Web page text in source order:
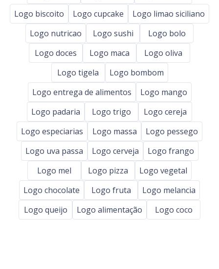
Logo biscoito
Logo cupcake
Logo limao siciliano
Logo nutricao
Logo sushi
Logo bolo
Logo doces
Logo maca
Logo oliva
Logo tigela
Logo bombom
Logo entrega de alimentos
Logo mango
Logo padaria
Logo trigo
Logo cereja
Logo especiarias
Logo massa
Logo pessego
Logo uva passa
Logo cerveja
Logo frango
Logo mel
Logo pizza
Logo vegetal
Logo chocolate
Logo fruta
Logo melancia
Logo queijo
Logo alimentação Logo coco